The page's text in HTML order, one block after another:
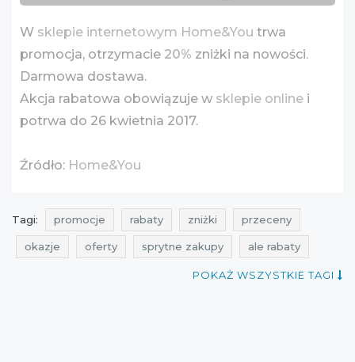
W sklepie internetowym Home&You trwa
promocja, otrzymacie 20% zniżki na nowości.
Darmowa dostawa.
Akcja rabatowa obowiązuje w sklepie online i
potrwa do 26 kwietnia 2017.
Źródło: Home&You
Tagi: promocje rabaty zniżki przeceny
okazje oferty sprytne zakupy ale rabaty
promocje na produkty do domu
POKAŻ WSZYSTKIE TAGI